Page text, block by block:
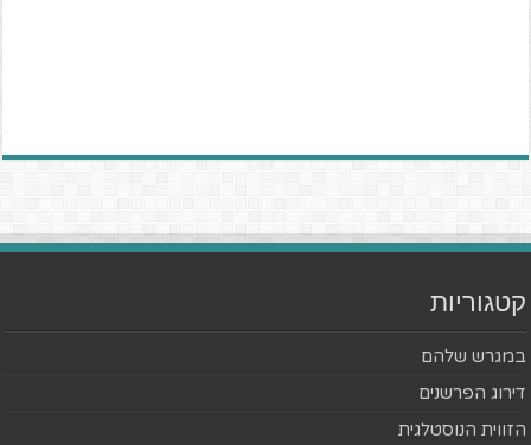
קטגוריות
במגרש שלהם
דירוג הפרשנים
הזווית הנוסטלגית